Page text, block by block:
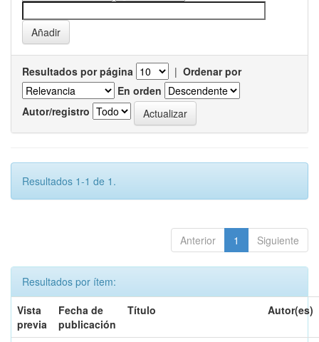
Resultados por página | Ordenar por
En orden
Autor/registro
Resultados 1-1 de 1.
Anterior 1 Siguiente
Resultados por ítem:
Vista
previa
Fecha de
publicación
Título Autor(es)